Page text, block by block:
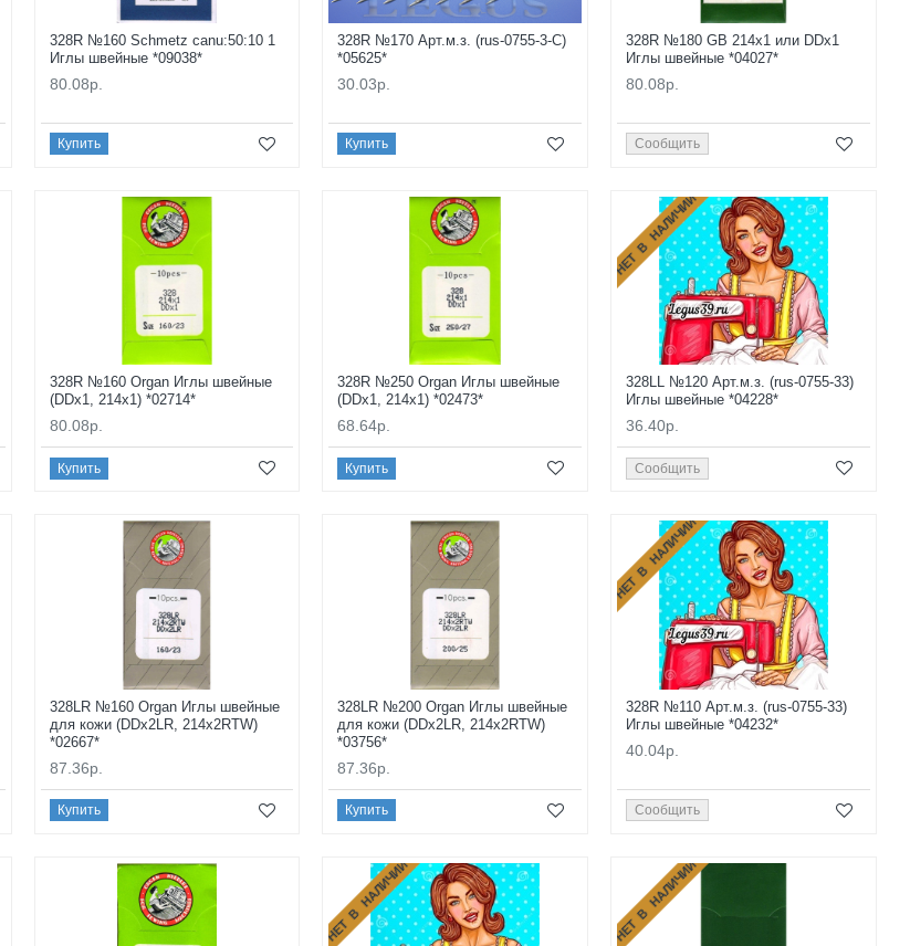
328R №160 Schmetz canu:50:10 1
Иглы швейные *09038*
80.08р.
Купить
328R №170 Арт.м.з. (rus-0755-3-С)
*05625*
30.03р.
Купить
328R №180 GB 214x1 или DDx1
Иглы швейные *04027*
80.08р.
Сообщить
328R №160 Organ Иглы швейные
(DDx1, 214x1) *02714*
80.08р.
Купить
328R №250 Organ Иглы швейные
(DDx1, 214x1) *02473*
68.64р.
Купить
НЕТ В НАЛИЧИИ
328LL №120 Арт.м.з. (rus-0755-33)
Иглы швейные *04228*
36.40р.
Сообщить
328LR №160 Organ Иглы швейные
для кожи (DDx2LR, 214x2RTW)
*02667*
87.36р.
Купить
328LR №200 Organ Иглы швейные
для кожи (DDx2LR, 214x2RTW)
*03756*
87.36р.
Купить
НЕТ В НАЛИЧИИ
328R №110 Арт.м.з. (rus-0755-33)
Иглы швейные *04232*
40.04р.
Сообщить
НЕТ В НАЛИЧИИ НЕТ В НАЛИЧИИ